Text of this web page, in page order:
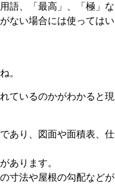
語、「最高」、「極」な
ない場合には使ってはい
。
ているのかがわかると現
あり、図面や面積表、仕
あります。
寸法や屋根の勾配などが